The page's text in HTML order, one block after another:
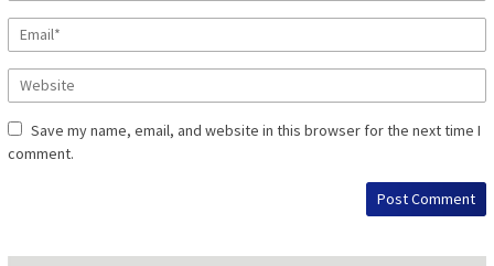
Save my name, email, and website in this browser for the next time I
comment.